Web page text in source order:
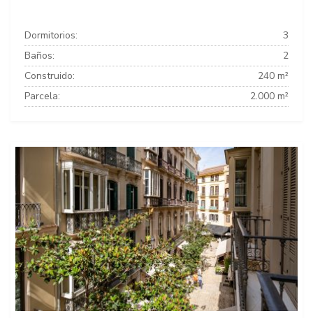
Dormitorios:
3
Baños:
2
Construido:
240 m²
Parcela:
2.000 m²